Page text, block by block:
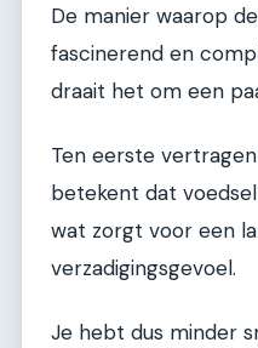
De manier waarop
fascinerend en
draait het om een
Ten eerste
betekent dat
wat zorgt voor een
verzadigingsgevoel.
Je hebt dus minder